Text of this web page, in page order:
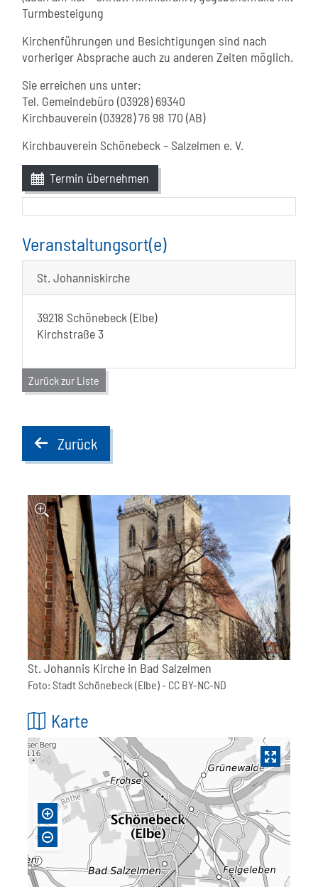
Turmbesteigung
Kirchenführungen und Besichtigungen sind nach
vorheriger Absprache auch zu anderen Zeiten möglich.
Sie erreichen uns unter:
Tel. Gemeindebüro (03928) 69340
Kirchbauverein (03928) 76 98 170 (AB)
Kirchbauverein Schönebeck – Salzelmen e. V.
Termin übernehmen
Veranstaltungsort(e)
St. Johanniskirche
39218 Schönebeck (Elbe)
Kirchstraße 3
Zurück zur Liste
backZurück
St. Johannis Kirche in Bad Salzelmen
Foto: Stadt Schönebeck (Elbe)- CC BY-NC-ND
Karte